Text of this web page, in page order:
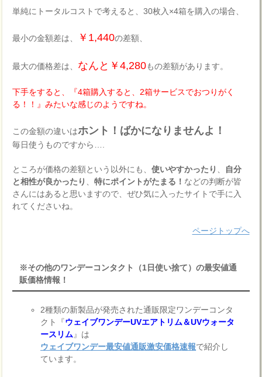
単純にトータルコストで考えると、30枚入×4箱を購入の場合、
最小の金額差は、 ￥1,440の差額、
最大の価格差は、 なんと￥4,280もの差額があります。
下手をすると、『4箱購入すると、2箱サービスでおつりがく
る！！』みたいな感じのようですね。
この金額の違いはホント！ばかになりませんよ！
毎日使うものですから….
ところが価格の差額という以外にも、使いやすかったり
自分
と相性が良かったり
、特にポイントがたまる！ などの判断が皆
さんにはあると思いますので、ぜひ気に入ったサイトで手に入
れてくださいね。
ページトップへ
※その他のワンデーコンタクト（1日使い捨て）の最安値通
販価格情報！
2種類の新製品が発売された通販限定ワンデーコンタ
クト『ウェイブワンデーUVエアトリム＆UVウォータ
ースリム 』は
ウェイブワンデー最安値通販激安価格速報で紹介し
ています。